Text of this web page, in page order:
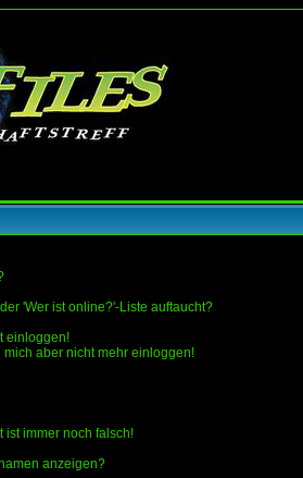
'Wer ist online?'-Liste auftaucht?
einloggen!
mich aber nicht mehr einloggen!
ist immer noch falsch!
anzeigen?